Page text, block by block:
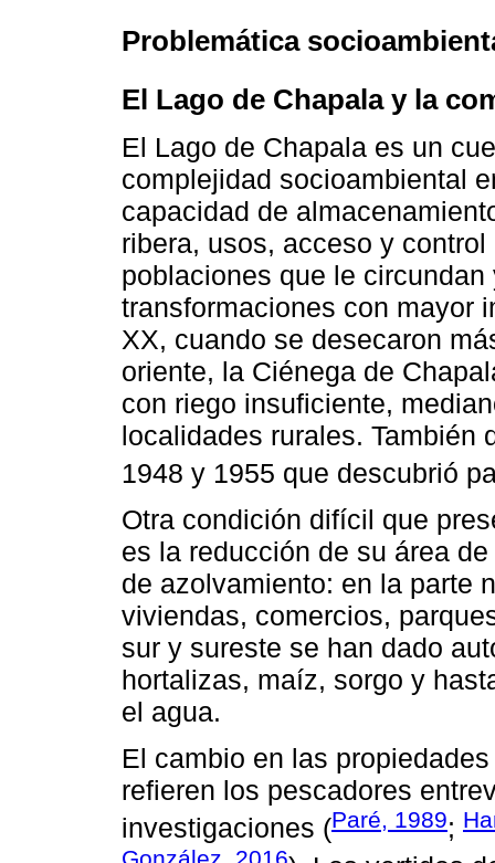
Problemática
El Lago de Chapala y la
El Lago de Chapala es un
complejidad socioambiental
capacidad de
ribera, usos, acceso y
poblaciones que le
transformaciones con mayor
XX, cuando se desecaron
oriente, la Ciénega de
con riego insuficiente,
localidades rurales. También
1948 y 1955 que descubrió
Otra condición difícil que
es la reducción de su área
de azolvamiento: en la parte
viviendas, comercios,
sur y sureste se han dado
hortalizas, maíz, sorgo y
el agua.
El cambio en las
refieren los pescadores
investigaciones (Paré, 1989;
González, 2016